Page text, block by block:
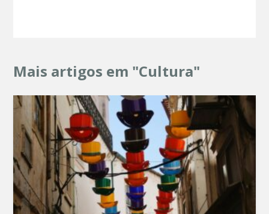
Mais artigos em "Cultura"